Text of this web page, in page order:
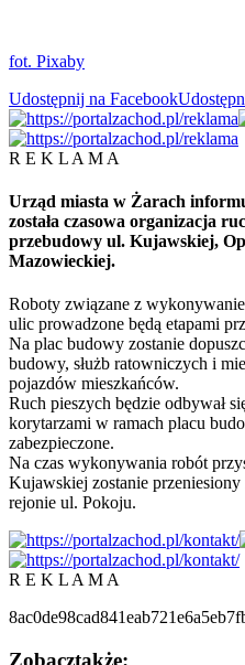
fot. Pixaby
Udostępnij na Facebook
R E K L A M A
Urząd miasta w Żarach
została czasowa organizacja
przebudowy ul. Kujawskiej,
Mazowieckiej.
Roboty związane z
ulic prowadzone będą etapami
Na plac budowy zostanie
budowy, służb ratowniczych i
pojazdów mieszkańców.
Ruch pieszych będzie odbywał
korytarzami w ramach placu
zabezpieczone.
Na czas wykonywania robót
Kujawskiej zostanie
rejonie ul. Pokoju.
R E K L A M A
Zobacztakże: